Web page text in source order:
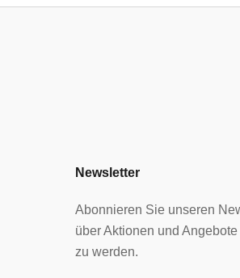
Newsletter
Abonnieren Sie unseren
über Aktionen und
zu werden.